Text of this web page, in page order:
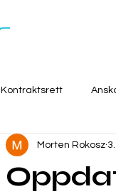
Kontraktsrett
Morten Rokosz